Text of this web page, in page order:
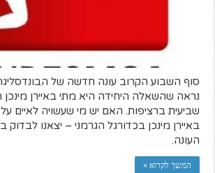
סוף השבוע הקרוב עונה חדשה של
נראה שהשאלה היחידה היא מתי באיירן
שביעית ברציפות. האם יש מי שעשויה לאיים
באיירן מינכן בכדורגל הגרמני – יצאנו לבדוק
העונה.
המשך לקרוא »